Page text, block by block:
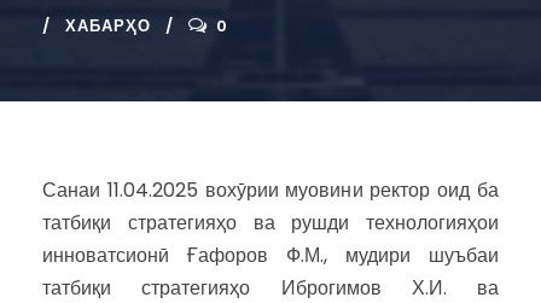
ХАБАРҲО 0
Санаи 11.04.2025 вохӯрии муовини ректор оид ба
татбиқи стратегияҳо ва рушди технологияҳои
инноватсионӣ Ғафоров Ф.М., мудири шуъбаи
татбиқи стратегияҳо Иброгимов Х.И. ва